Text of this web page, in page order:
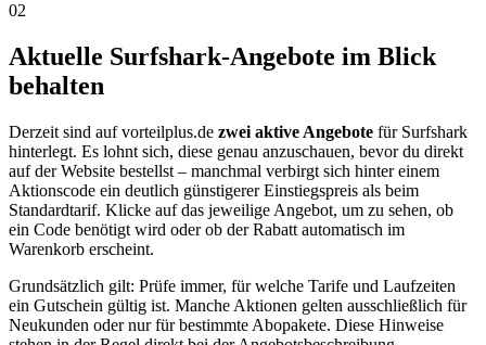
02
Aktuelle Surfshark-Angebote im Blick
behalten
Derzeit sind auf vorteilplus.de zwei aktive Angebote für Surfshark
hinterlegt. Es lohnt sich, diese genau anzuschauen, bevor du direkt
auf der Website bestellst – manchmal verbirgt sich hinter einem
Aktionscode ein deutlich günstigerer Einstiegspreis als beim
Standardtarif. Klicke auf das jeweilige Angebot, um zu sehen, ob
ein Code benötigt wird oder ob der Rabatt automatisch im
Warenkorb erscheint.
Grundsätzlich gilt: Prüfe immer, für welche Tarife und Laufzeiten
ein Gutschein gültig ist. Manche Aktionen gelten ausschließlich für
Neukunden oder nur für bestimmte Abopakete. Diese Hinweise